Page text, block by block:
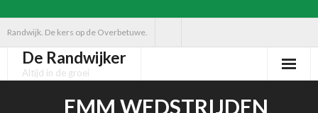
inhoud
Randwijk. De kers op de Overbetuwe.
De Randwijker
Altijd in de groei
EMM WEDSTRIJDEN